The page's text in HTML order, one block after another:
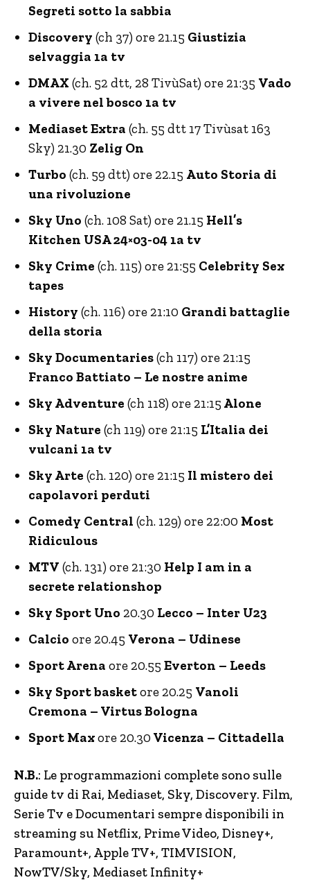
Segreti sotto la sabbia
Discovery (ch 37) ore 21.15 Giustizia
selvaggia 1a tv
DMAX (ch. 52 dtt, 28 TivùSat) ore 21:35 Vado
a vivere nel bosco 1a tv
Mediaset Extra (ch. 55 dtt 17 Tivùsat 163
Sky) 21.30 Zelig On
Turbo (ch. 59 dtt) ore 22.15 Auto Storia di
una rivoluzione
Sky Uno (ch. 108 Sat) ore 21.15 Hell’s
Kitchen USA 24×03-04 1a tv
Sky Crime (ch. 115) ore 21:55 Celebrity Sex
tapes
History (ch. 116) ore 21:10 Grandi battaglie
della storia
Sky Documentaries(ch 117) ore 21:15
Franco Battiato – Le nostre anime
Sky Adventure (ch 118) ore 21:15 Alone
Sky Nature (ch 119) ore 21:15 L’Italia dei
vulcani 1a tv
Sky Arte (ch. 120) ore 21:15 Il mistero dei
capolavori perduti
Comedy Central (ch. 129) ore 22:00 Most
Ridiculous
MTV (ch. 131) ore 21:30 Help I am in a
secrete relationshop
Sky Sport Uno 20.30 Lecco – Inter U23
Calcio ore 20.45 Verona – Udinese
Sport Arena ore 20.55 Everton – Leeds
Sky Sport basketore 20.25 Vanoli
Cremona – Virtus Bologna
Sport Maxore 20.30 Vicenza – Cittadella
N.B.: Le programmazioni complete sono sulle
guide tv di Rai, Mediaset, Sky, Discovery. Film,
Serie Tv e Documentari sempre disponibili in
streaming su Netflix, Prime Video, Disney+,
Paramount+, Apple TV+, TIMVISION,
NowTV/Sky, Mediaset Infinity+